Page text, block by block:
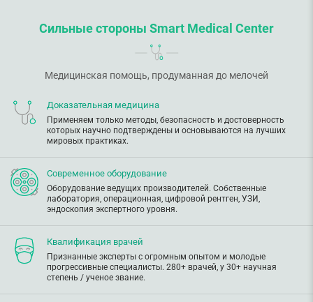
Сильные стороны Smart Medical Center
Медицинская помощь, продуманная до мелочей
Доказательная медицина
Применяем только методы, безопасность и достоверность
которых научно подтверждены и основываются на лучших
мировых практиках.
Современное оборудование
Оборудование ведущих производителей. Собственные
лаборатория, операционная, цифровой рентген, УЗИ,
эндоскопия экспертного уровня.
Квалификация врачей
Признанные эксперты с огромным опытом и молодые
прогрессивные специалисты. 280+ врачей, у 30+ научная
степень / ученое звание.